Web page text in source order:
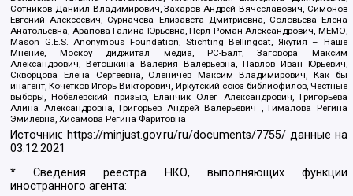
Сотников Даниил Владимирович, Захаров Андрей Вячеславович, Симонов
Евгений Алексеевич, Сурначева Елизавета Дмитриевна, Соловьева Елена
Анатольевна, Арапова Галина Юрьевна, Перл Роман Александрович, МЕМО,
Mason G.E.S. Anonymous Foundation, Stichting Bellingcat, Якутия – Наше
Мнение, Москоу диджитал медиа, РС-Балт, Заговора Максим
Александрович, Ветошкина Валерия Валерьевна, Павлов Иван Юрьевич,
Скворцова Елена Сергеевна, Оленичев Максим Владимирович, Как бы
инагент, Кочетков Игорь Викторович, Иркутский союз библиофилов, Честные
выборы, Нобелевский призыв, Еланчик Олег Александрович, Григорьева
Алина Александровна, Григорьев Андрей Валерьевич , Гималова Регина
Эмилевна, Хисамова Регина Фаритовна
Источник: https://minjust.gov.ru/ru/documents/7755/ данные на
03.12.2021
* Сведения реестра НКО, выполняющих функции
иностранного агента: